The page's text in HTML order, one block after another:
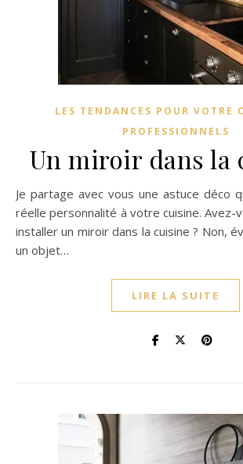
LES TENDANCES POUR VOTRE
PROFESSIONNELS
Un miroir dans la
Je partage avec vous une astuce déco qui va donner une
réelle personnalité à votre cuisine. Avez-
installer un miroir dans la cuisine ? Non,
un objet…
LIRE LA SUITE